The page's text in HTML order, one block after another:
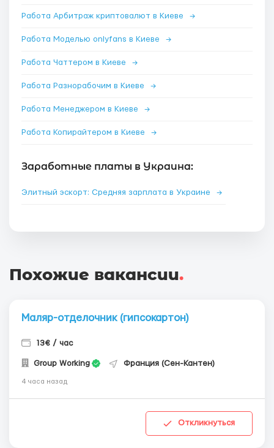
Работа Арбитраж криптовалют в Киеве →
Работа Моделью onlyfans в Киеве →
Работа Чаттером в Киеве →
Работа Разнорабочим в Киеве →
Работа Менеджером в Киеве →
Работа Копирайтером в Киеве →
Заработные платы в Украина:
Элитный эскорт: Средняя зарплата в Украине →
Похожие вакансии.
Маляр-отделочник (гипсокартон)
13€ / час
Group Working Франция (Сен-Кантен)
4 часа назад
Откликнуться